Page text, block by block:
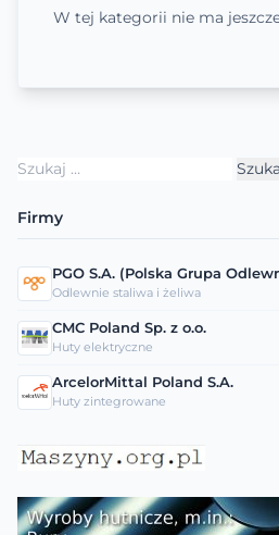
W tej kategorii nie ma
Szukaj:
Firmy
PGO S.A. (Polska Grupa
Odlewnie staliwa i żeliwa
CMC Poland Sp. z o.o.
Huty elektryczne
ArcelorMittal Poland S.A.
Huty zintegrowane